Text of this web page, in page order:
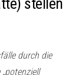
durch die